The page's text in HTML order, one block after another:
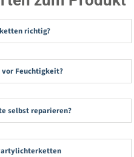
richtig?
Feuchtigkeit?
selbst reparieren?